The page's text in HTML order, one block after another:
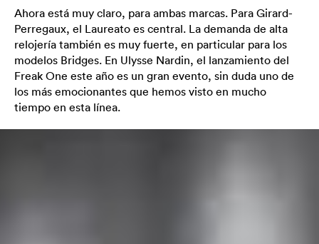
Ahora está muy claro, para ambas marcas. Para Girard-
Perregaux, el Laureato es central. La demanda de alta
relojería también es muy fuerte, en particular para los
modelos Bridges. En Ulysse Nardin, el lanzamiento del
Freak One este año es un gran evento, sin duda uno de
los más emocionantes que hemos visto en mucho
tiempo en esta línea.